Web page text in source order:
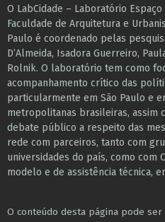
O LabCidade – Laboratório
Faculdade de Arquitetura e
Paulo é coordenado pelas
D’Almeida, Isadora Guerreiro,
Rolnik. O laboratório tem como
acompanhamento crítico das
particularmente em São Paulo e
metropolitanas brasileiras, assim
debate público a respeito das
r​e​de com parceiros, tanto com
universidades do país, como com
modelo e de assistência técnica​,
O conteúdo desta página pode